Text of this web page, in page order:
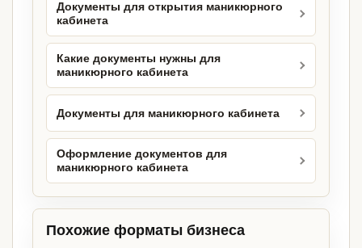
Документы для открытия маникюрного
кабинета
Какие документы нужны для
маникюрного кабинета
Документы для маникюрного кабинета
Оформление документов для
маникюрного кабинета
Похожие форматы бизнеса